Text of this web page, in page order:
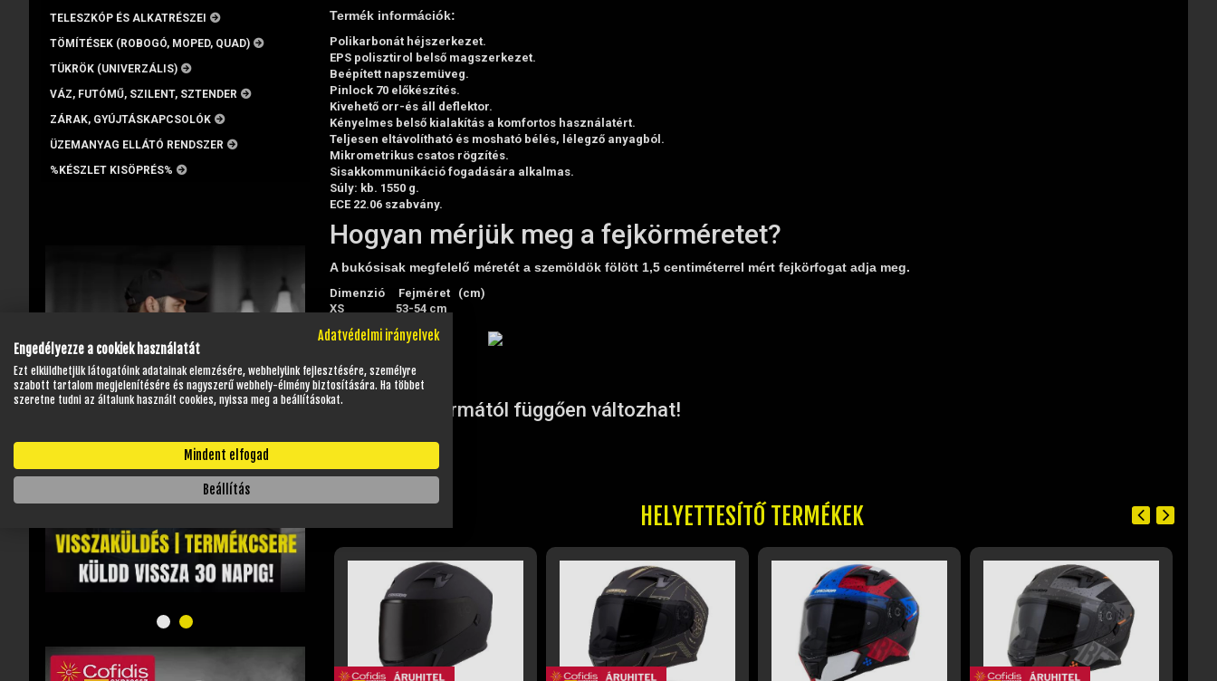
TELESZKÓP ÉS ALKATRÉSZEI
TÖMÍTÉSEK (ROBOGÓ, MOPED, QUAD)
TÜKRÖK (UNIVERZÁLIS)
VÁZ, FUTÓMŰ, SZILENT, SZTENDER
ZÁRAK, GYÚJTÁSKAPCSOLÓK
ÜZEMANYAG ELLÁTÓ RENDSZER
%KÉSZLET KISÖPRÉS%
Termék információk:
Polikarbonát héjszerkezet.
EPS polisztirol belső magszerkezet.
Beépített napszemüveg.
Pinlock 70 előkészítés.
Kivehető orr-és áll deflektor.
Kényelmes belső kialakítás a komfortos használatért.
Teljesen eltávolítható és mosható bélés, lélegző anyagból.
Mikrometrikus csatos rögzítés.
Sisakkommunikáció fogadására alkalmas.
Súly: kb. 1550 g.
ECE 22.06 szabvány.
Hogyan mérjük meg a fejkörméretet?
A bukósisak megfelelő méretét a szemöldök fölött 1,5 centiméterrel mért fejkörfogat adja meg.
Dimenzió
Fejméret (cm)
XS
53-54 cm
M
57-58 cm
XL
61-62 cm
XXL
63-64 cm
A méret fejformától függően változhat!
HELYETTESÍTŐ TERMÉKEK
Adatvédelmi irányelvek
Engedélyezze a cookiek használatát
Ezt elküldhetjük látogatóink adatainak elemzésére, webhelyünk fejlesztésére, személyre
szabott tartalom megjelenítésére és nagyszerű webhely-élmény biztosítására. Ha többet
szeretne tudni az általunk használt cookies, nyissa meg a beállításokat.
Mindent elfogad
Beállítás